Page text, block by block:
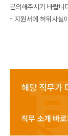
문의해주시기 바랍니
- 지원서에 허위사실
해당 직무가
직무 소개 바로